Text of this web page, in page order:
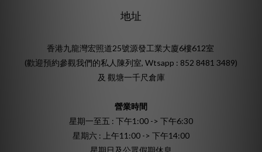
地址
香港九龍灣宏照道25號源發工業大廈6樓612室
(歡迎預約參觀我們的私人陳列室, Wtsapp : 852 8481 3489)
及 觀塘一千尺倉庫
營業時間
星期一至五 : 下午1:00 -> 下午6:30
星期六 : 上午11:00 -> 下午14:00